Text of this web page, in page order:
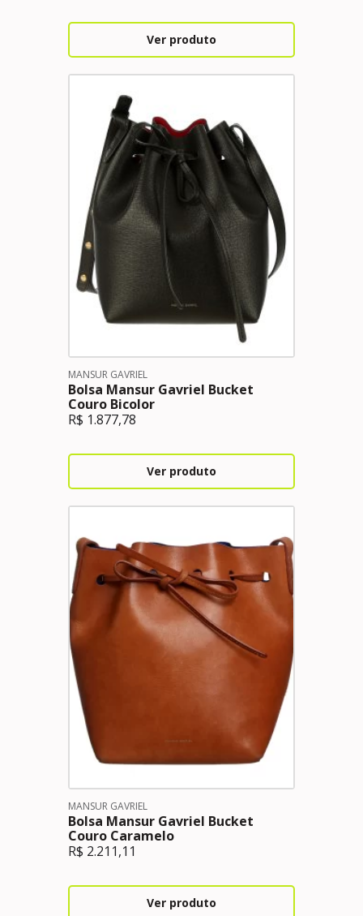
Ver produto
MANSUR GAVRIEL
Bolsa Mansur Gavriel Bucket
Couro Bicolor
R$ 1.877,78
Ver produto
MANSUR GAVRIEL
Bolsa Mansur Gavriel Bucket
Couro Caramelo
R$ 2.211,11
Ver produto